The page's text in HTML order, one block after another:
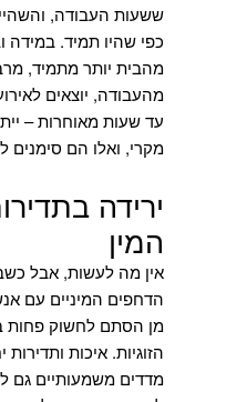
ששעות העבודה,
כפי שהיו תמיד. במידה
מהבית יותר מתמיד,
מהעבודה, יוצאים
עד שעות מאוחרות –
מקרי, ואלו הם סימנים
ירידה
המין
אין מה לעשות, אבל
הדחפים המיניים עם
מן הסתם לחשוק פחות
הזוגיות. איכות ותדירות
מדדים משמעותיים גם